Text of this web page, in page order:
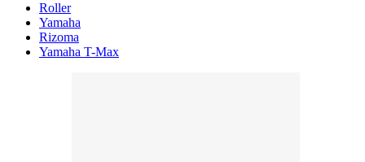
Roller
Yamaha
Rizoma
Yamaha T-Max